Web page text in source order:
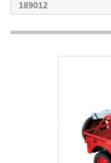
189012